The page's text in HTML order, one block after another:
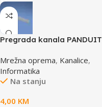
Pregrada kanala PANDUIT
Mrežna oprema, Kanalice,
Informatika
Na stanju
4,00 KM